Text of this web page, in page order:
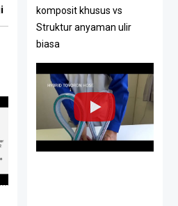
komposit khusus vs
Struktur anyaman ulir
biasa